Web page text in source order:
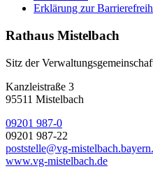
Erklärung zur
Rathaus Mistelbach
Sitz der
Kanzleistraße 3
95511 Mistelbach
09201 987-0
09201 987-22
poststelle@vg-
www.vg-mistelbach.de